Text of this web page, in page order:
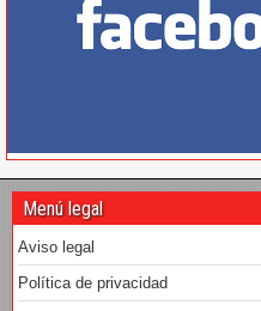
Menú legal
Aviso legal
Política de privacidad